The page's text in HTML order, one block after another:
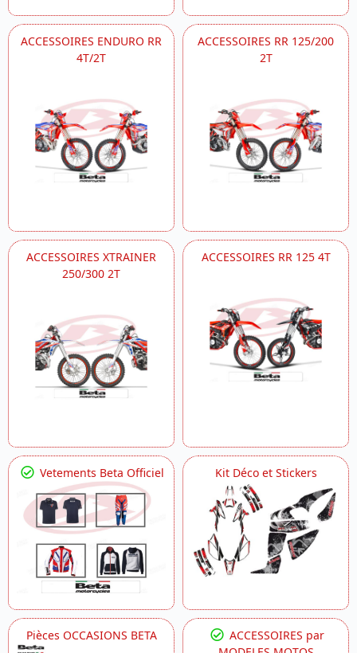
ACCESSOIRES ENDURO RR
4T/2T
ACCESSOIRES RR 125/200
2T
ACCESSOIRES XTRAINER
250/300 2T
ACCESSOIRES RR 125 4T
Vetements Beta Officiel Kit Déco et Stickers
Pièces OCCASIONS BETA
ACCESSOIRES par